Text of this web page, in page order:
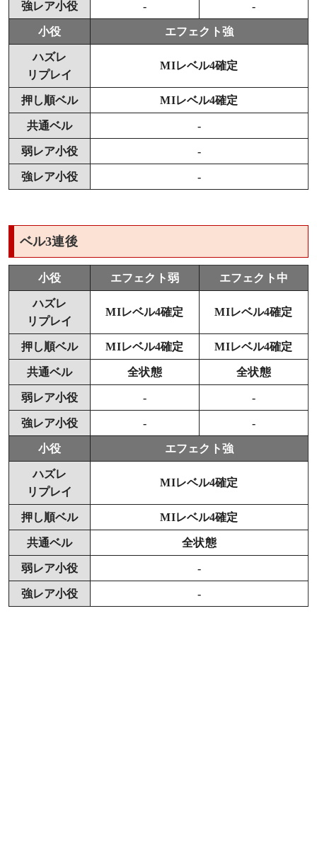
強レア小役 - -
小役 エフェクト強
ハズレ
リプレイ
MIレベル4確定
押し順ベル MIレベル4確定
共通ベル -
弱レア小役 -
強レア小役 -
ベル3連後
小役 エフェクト弱 エフェクト中
ハズレ
リプレイ
MIレベル4確定 MIレベル4確定
押し順ベル MIレベル4確定 MIレベル4確定
共通ベル 全状態 全状態
弱レア小役 - -
強レア小役 - -
小役 エフェクト強
ハズレ
リプレイ
MIレベル4確定
押し順ベル MIレベル4確定
共通ベル 全状態
弱レア小役 -
強レア小役 -